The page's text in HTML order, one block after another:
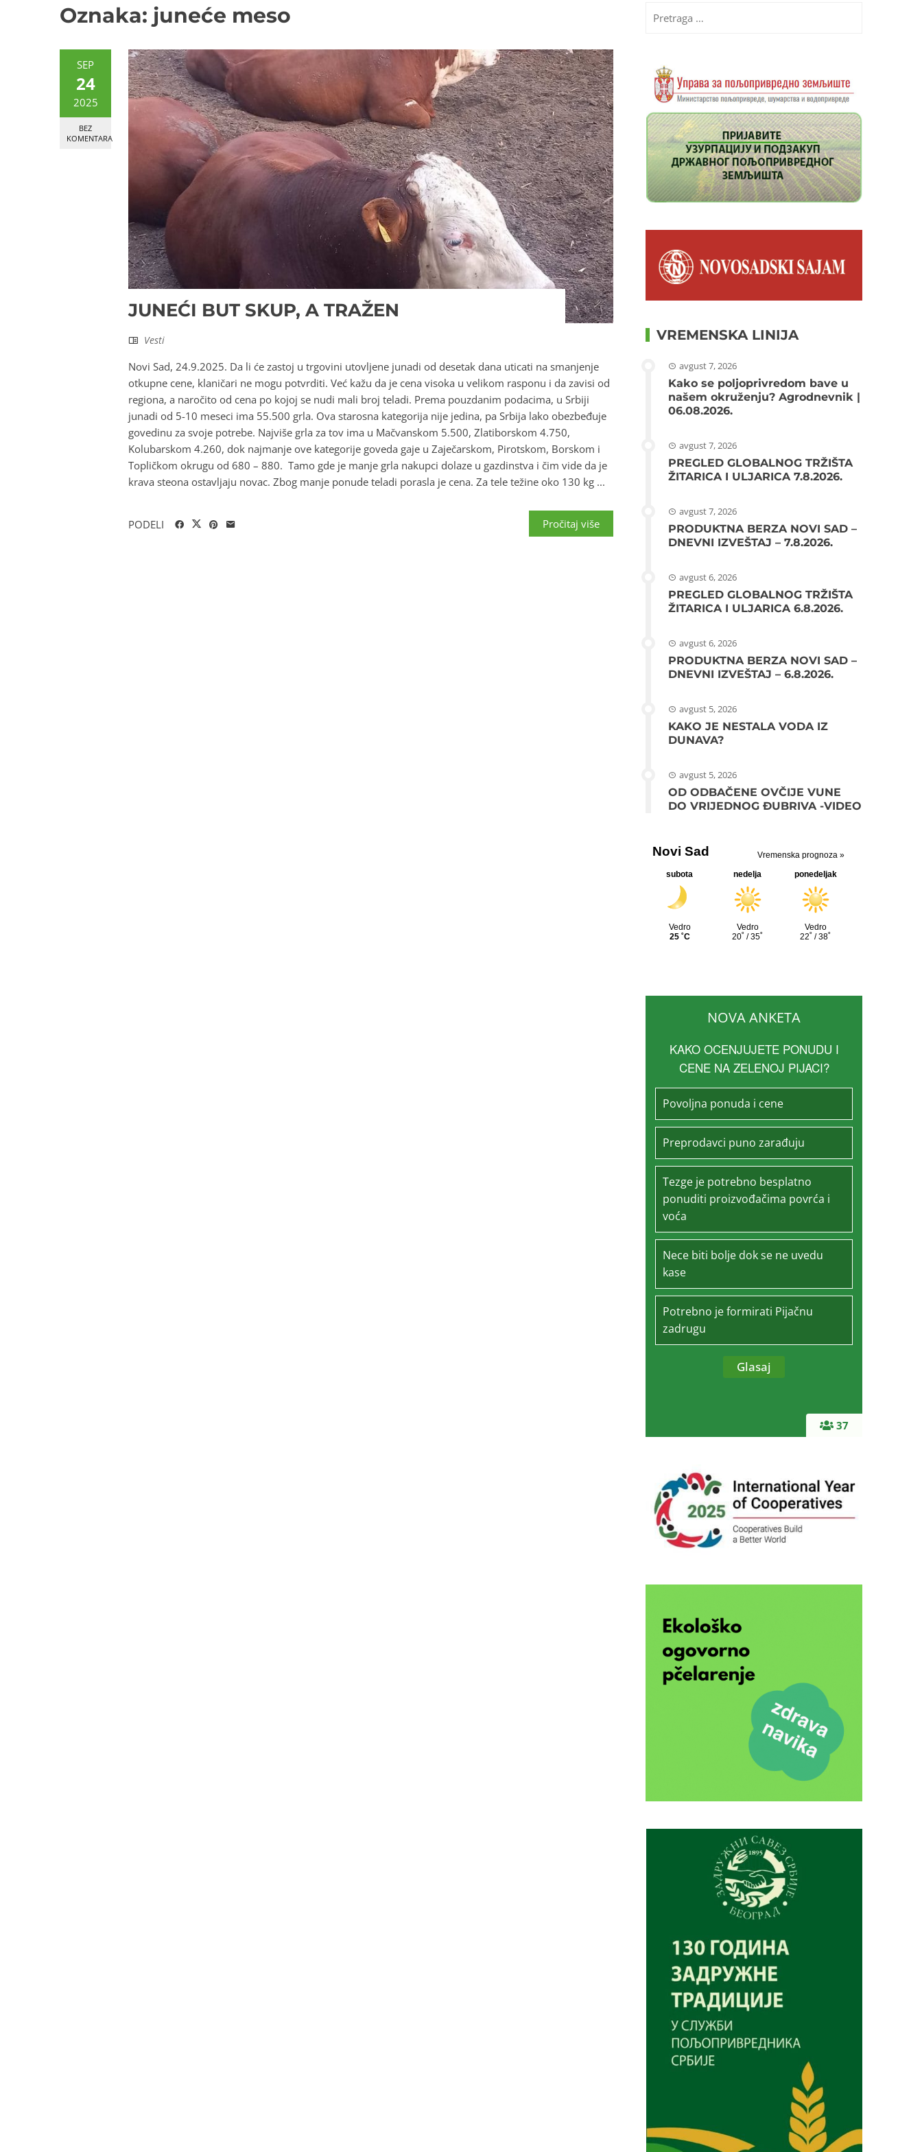
Oznaka: juneće meso
SEP
24
2025
BEZ
KOMENTARA
JUNEĆI BUT SKUP, A TRAŽEN
Vesti
Novi Sad, 24.9.2025. Da li će zastoj u trgovini utovljene junadi od desetak dana uticati na smanjenje
otkupne cene, klaničari ne mogu potvrditi. Već kažu da je cena visoka u velikom rasponu i da zavisi od
regiona, a naročito od cena po kojoj se nudi mali broj teladi. Prema pouzdanim podacima, u Srbiji
junadi od 5-10 meseci ima 55.500 grla. Ova starosna kategorija nije jedina, pa Srbija lako obezbeđuje
govedinu za svoje potrebe. Najviše grla za tov ima u Mačvanskom 5.500, Zlatiborskom 4.750,
Kolubarskom 4.260, dok najmanje ove kategorije goveda gaje u Zaječarskom, Pirotskom, Borskom i
Topličkom okrugu od 680 – 880. Tamo gde je manje grla nakupci dolaze u gazdinstva i čim vide da je
krava steona ostavljaju novac. Zbog manje ponude teladi porasla je cena. Za tele težine oko 130 kg ...
Pročitaj više
PODELI
za:
VREMENSKA LINIJA
avgust 7, 2026
Kako se poljoprivredom bave u
našem okruženju? Agrodnevnik |
06.08.2026.
avgust 7, 2026
PREGLED GLOBALNOG TRŽIŠTA
ŽITARICA I ULJARICA 7.8.2026.
avgust 7, 2026
PRODUKTNA BERZA NOVI SAD –
DNEVNI IZVEŠTAJ – 7.8.2026.
avgust 6, 2026
PREGLED GLOBALNOG TRŽIŠTA
ŽITARICA I ULJARICA 6.8.2026.
avgust 6, 2026
PRODUKTNA BERZA NOVI SAD –
DNEVNI IZVEŠTAJ – 6.8.2026.
avgust 5, 2026
KAKO JE NESTALA VODA IZ
DUNAVA?
avgust 5, 2026
OD ODBAČENE OVČIJE VUNE
DO VRIJEDNOG ĐUBRIVA -VIDEO
37
NOVA ANKETA
KAKO OCENJUJETE PONUDU I
CENE NA ZELENOJ PIJACI?
Povoljna ponuda i cene
Preprodavci puno zarađuju
Tezge je potrebno besplatno
ponuditi proizvođačima povrća i
voća
Nece biti bolje dok se ne uvedu
kase
Potrebno je formirati Pijačnu
zadrugu